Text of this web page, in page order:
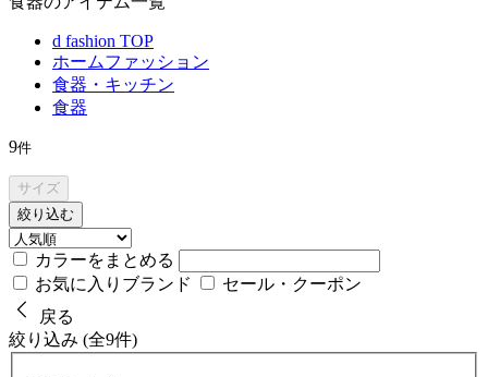
d fashion TOP
ホームファッション
食器・キッチン
食器
9件
サイズ
絞り込む
カラーをまとめる
お気に入りブランド
セール・クーポン
戻る
絞り込み (全9件)